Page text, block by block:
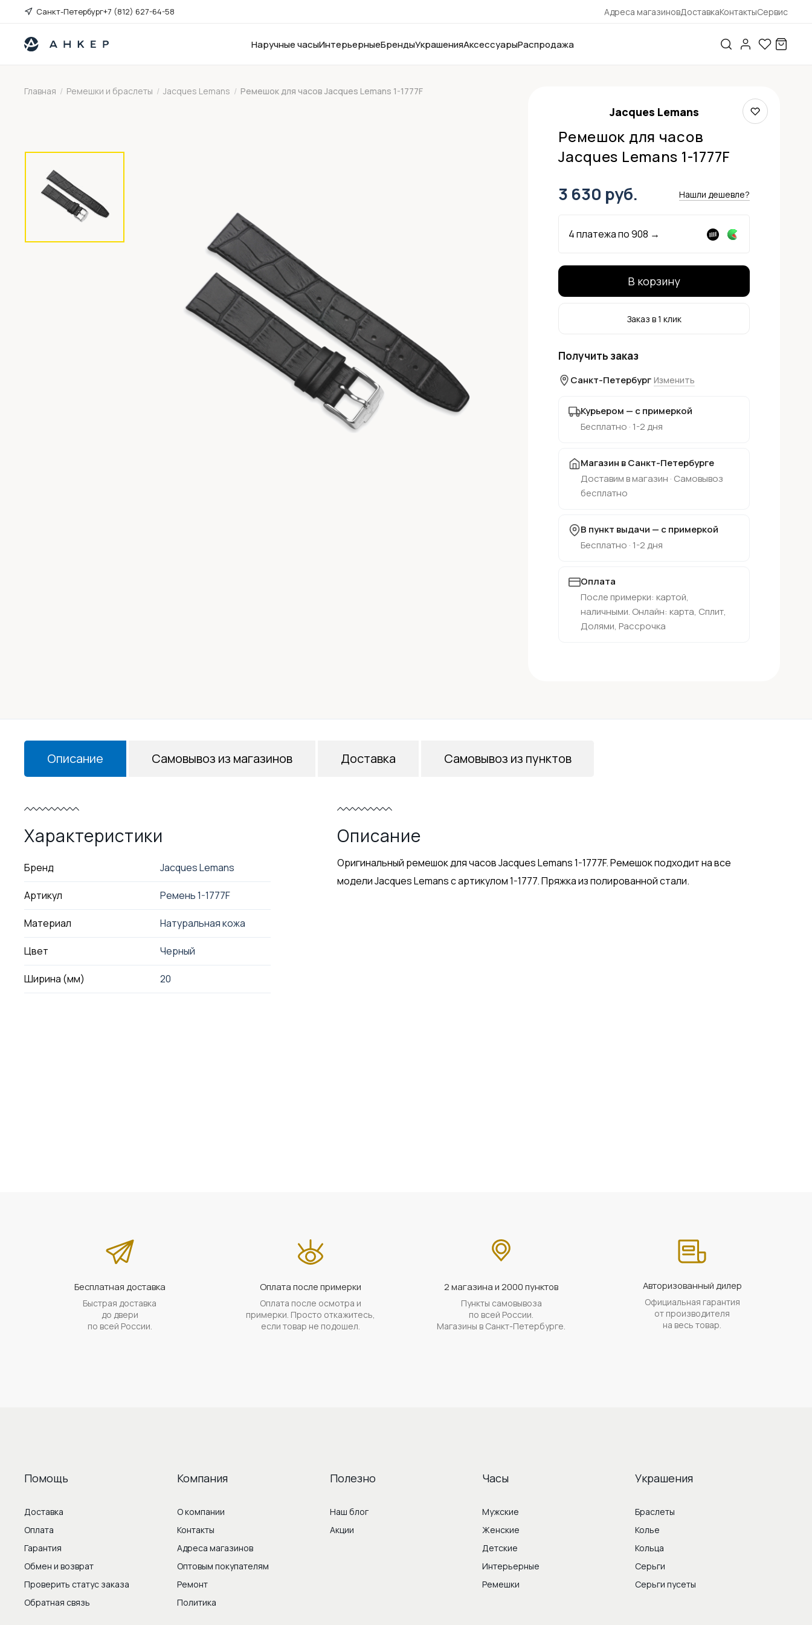
Санкт-Петербург+7 (812) 627-64-58 Адреса магазиновДоставкаКонтактыСервис
Наручные часыИнтерьерныеБрендыУкрашенияАксессуарыРаспродажа
Главная / Ремешки и браслеты / Jacques Lemans / Ремешок для часов Jacques Lemans 1-1777F
Jacques Lemans
Ремешок для часов
Jacques Lemans 1-1777F
3 630 руб. Нашли дешевле?
4 платежа по908 →
В корзину
Заказ в 1 клик
Получить заказ
Санкт-Петербург Изменить
Курьером — с примеркой
Бесплатно · 1-2 дня
Магазин в Санкт-Петербурге
Доставим в магазин · Самовывоз
бесплатно
В пункт выдачи — с примеркой
Бесплатно · 1-2 дня
Оплата
После примерки: картой,
наличными. Онлайн: карта, Сплит,
Долями, Рассрочка
Описание
Характеристики
Бренд Jacques Lemans
Артикул Ремень 1-1777F
Материал Натуральная кожа
Цвет Черный
Ширина (мм) 20
Описание
Оригинальный ремешок для часов Jacques Lemans 1-1777F. Ремешок подходит на все
модели Jacques Lemans с артикулом 1-1777. Пряжка из полированной стали.
Самовывоз из магазинов Доставка Самовывоз из пунктов
Бесплатная доставка
Быстрая доставка
до двери
по всей России.
Оплата после примерки
Оплата после осмотра и
примерки. Просто откажитесь,
если товар не подошел.
2 магазина и 2000 пунктов
Пункты самовывоза
по всей России.
Магазины в Санкт-Петербурге.
Авторизованный дилер
Официальная гарантия
от производителя
на весь товар.
Помощь
Доставка
Оплата
Гарантия
Обмен и возврат
Проверить статус заказа
Обратная связь
Компания
О компании
Контакты
Адреса магазинов
Оптовым покупателям
Ремонт
Политика
Полезно
Наш блог
Акции
Часы
Мужские
Женские
Детские
Интерьерные
Ремешки
Украшения
Браслеты
Колье
Кольца
Серьги
Серьги пусеты